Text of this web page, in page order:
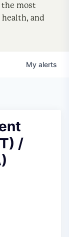
most
and
My alerts
/